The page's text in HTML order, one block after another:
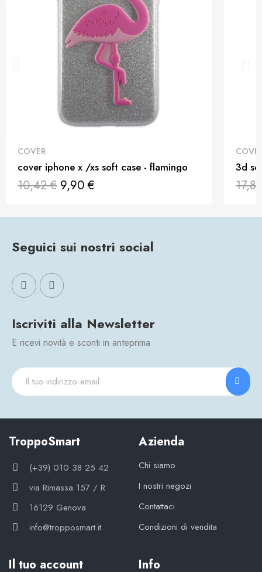
COVER
cover iphone x /xs soft case - flamingo
10,42 € 9,90 €
3d
Seguici sui nostri social
Iscriviti alla Newsletter
E ricevi novità e sconti in anteprima
TroppoSmart
(+39) 010 38 25 42
via Rimassa 157 / R
16129 Genova
info@tropposmart.it
Azienda
Chi siamo
I nostri negozi
Contattaci
Condizioni di vendita
Il tuo account Info